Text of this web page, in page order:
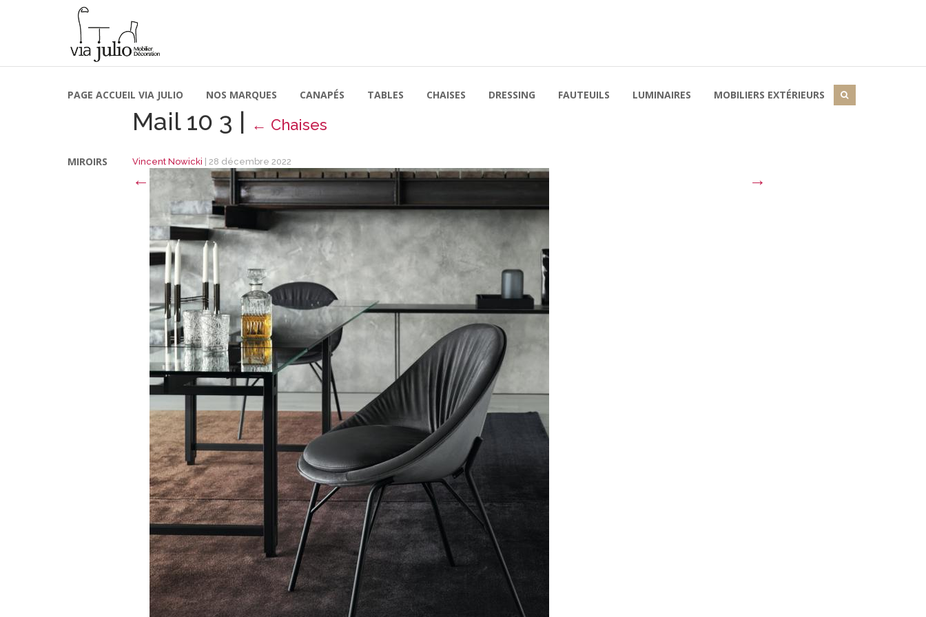
PAGE ACCUEIL VIA JULIO NOS MARQUES CANAPÉS TABLES CHAISES DRESSING FAUTEUILS LUMINAIRES MOBILIERS EXTÉRIEURS
MIROIRS
Mail 10 3 | ← Chaises
Vincent Nowicki 28 décembre 2022
← →